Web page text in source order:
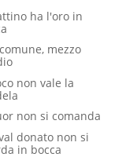
ha l'oro in
mezzo
non vale la
non si comanda
donato non si
in bocca